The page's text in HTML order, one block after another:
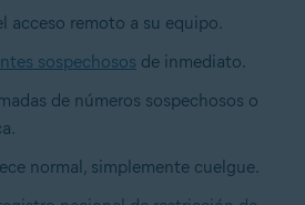
acceso remoto a su equipo.
sospechosos de inmediato.
de números sospechosos o
normal, simplemente cuelgue.